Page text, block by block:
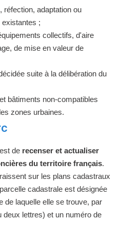
réfection, adaptation ou
;
collectifs, d'aire
de mise en valeur de
suite à la délibération du
bâtiments non-compatibles
zones urbaines.
de recenser et actualiser
du territoire français.
sur les plans cadastraux
cadastrale est désignée
de laquelle elle se trouve, par
deux lettres) et un numéro de